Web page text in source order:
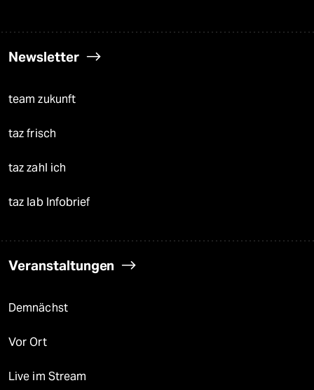
Newsletter
team zukunft
taz frisch
taz zahl ich
taz lab Infobrief
Veranstaltungen
Demnächst
Vor Ort
Live im Stream